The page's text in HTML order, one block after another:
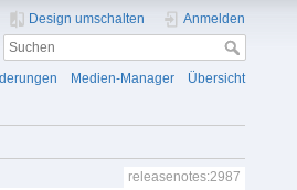
Design umschalten Anmelden
Medien-Manager Übersicht
releasenotes:2987